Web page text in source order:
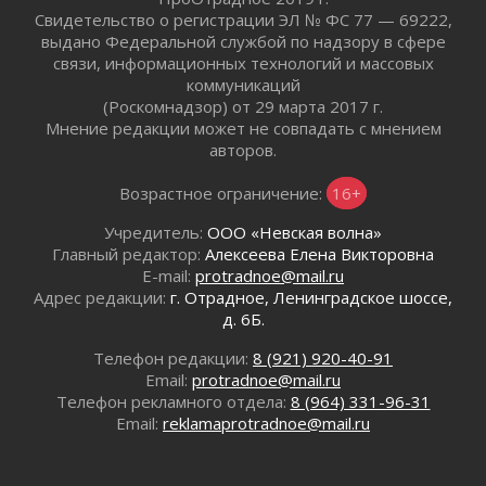
Лето без гаджетов
01 августа 2026
Болезнь девственниц и вампиров
01 августа 2026
Безмолвный крик о помощи
В музей всей семьёй
01 августа 2026
Без заявлений и очередей
01 августа 2026
Не женское это дело...уверены?
01 августа 2026
01 августа 2026
Айда на пляж!
01 августа 2026
Свидетельство о регистрации ЭЛ № ФС 77 — 69222,
выдано Федеральной службой по надзору в сфере
связи, информационных технологий и массовых
коммуникаций
(Роскомнадзор) от 29 марта 2017 г.
Мнение редакции может не совпадать с мнением
авторов.
Возрастное ограничение: 16+
Учредитель: ООО «Невская волна»
Главный редактор: Алексеева Елена Викторовна
E-mail: protradnoe@mail.ru
Адрес редакции: г. Отрадное, Ленинградское шоссе,
д. 6Б.
Телефон редакции: 8 (921) 920-40-91
Email: protradnoe@mail.ru
Телефон рекламного отдела: 8 (964) 331-96-31
Email: reklamaprotradnoe@mail.ru